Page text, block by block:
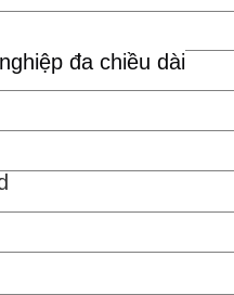
đa chiều dài